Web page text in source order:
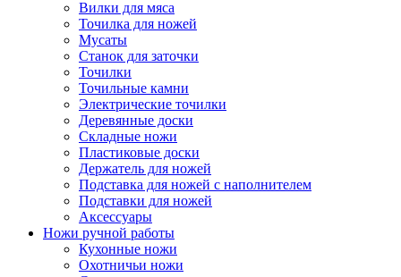
Вилки для мяса
Точилка для ножей
Мусаты
Станок для заточки
Точилки
Точильные камни
Электрические точилки
Деревянные доски
Складные ножи
Пластиковые доски
Держатель для ножей
Подставка для ножей с наполнителем
Подставки для ножей
Аксессуары
Ножи ручной работы
Кухонные ножи
Охотничьи ножи